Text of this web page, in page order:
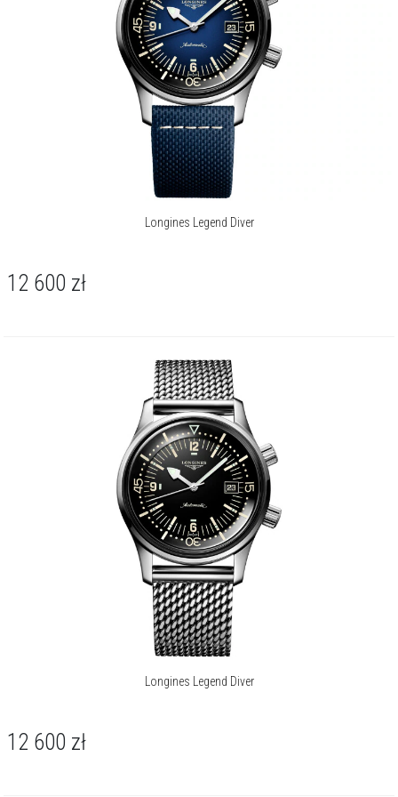
polerowane wskazówki poruszają się z hipnotyzującą precyzją, a ich
powierzchnie, podobnie jak znaczniki godzin, pokrywa substancja
Swiss Super-LumiNova®, gwarantując nienaganną czytelność w
każdych warunkach. Gra światła na gładkiej tafli tarczy uwydatnia jej
szlachetny, nasycony kolor i mistrzowskie wykończenie.
Okrągła koperta o idealnie wyważonej średnicy 39 mm, wykonana ze
stali szlachetnej, zachowuje klasyczny, nurkowy charakter. Jej
unikalną cechą są dwie koronki, z których jedna operuje
wewnętrznym obrotowym pierścieniem nurkowym, chronionym w
ten sposób przed przypadkowym przestawieniem. Całość zamyka od
powłoką antyrefleksyjną, a dopełnieniem jest solidna, stalowa
Sercem tego czasomierza jest automatyczny kaliber Longines
przełożenie na precyzję chodu. Wodoszczelność na poziomie 300
metrów / 30 barów pozwala na profesjonalne użytkowanie nurkowe,
potwierdzając autentyczne dziedzictwo tego zegarka. To
współczesna interpretacja ikonicznego modelu typu „compressor” z
Longines Legend Diver to zegarek o niezwykłej wszechstronności.
Sportowy rodowód doskonale komponuje się z casualową
elegancją - od lnianej koszuli po swobodną marynarkę - stanowiąc
wyrafinowany akcent dla mężczyzny ceniącego ponadczasowy
design z nutą przygody.
Longines Legend Diver to ikona zegarmistrzostwa inspirowana
oryginalnym modelem z 1959 roku. Pierwotnie zaprojektowany do
Charakterystyczne dwie koronki i wewnętrzny obrotowy bezel
na pola magnetyczne. Kolekcja obejmuje różne rozmiary i materiały,
Longines Legend Diver
12 600 zł
Longines Legend Diver
12 600 zł